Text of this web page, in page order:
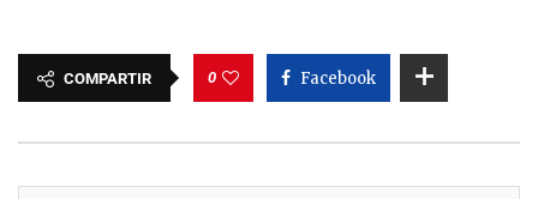
COMPARTIR 0 Facebook